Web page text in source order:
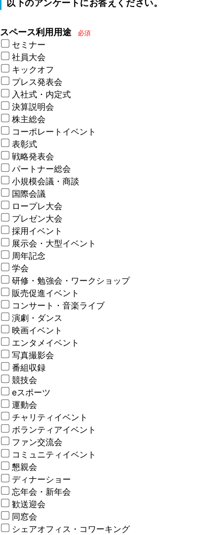
以下のアンケートにお答えください。
スペース利用用途 必須
セミナー
社員大会
キックオフ
プレス発表会
入社式・内定式
決算説明会
株主総会
コーポレートイベント
表彰式
戦略発表会
パートナー総会
小規模会議・商談
国際会議
ロープレ大会
プレゼン大会
採用イベント
展示会・大型イベント
周年記念
学会
研修・勉強会・ワークショップ
販売促進イベント
コンサート・音楽ライブ
演劇・ダンス
映画イベント
エンタメイベント
写真撮影会
番組収録
競技会
eスポーツ
運動会
チャリティイベント
ボランティアイベント
ファン交流会
コミュニティイベント
懇親会
ディナーショー
忘年会・新年会
歓送迎会
同窓会
シェアオフィス・コワーキング